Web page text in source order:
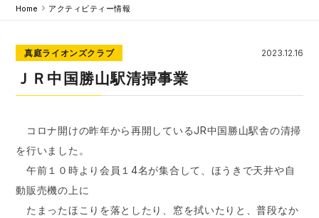
Home アクティビティー情報
2023.12.16
真庭ライオンズクラブ
ＪＲ中国勝山駅清掃事業
コロナ開けの昨年から再開しているJR中国勝山駅舎の清掃
を行いました。
午前１０時より会員１4名が集合して、ほうきで天井や自
動販売機の上に
たまったほこりを落としたり、窓を拭いたりと、普段なか